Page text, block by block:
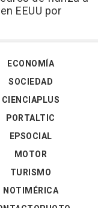
EEUU por
ECONOMÍA
SOCIEDAD
CIENCIAPLUS
PORTALTIC
EPSOCIAL
MOTOR
TURISMO
NOTIMÉRICA